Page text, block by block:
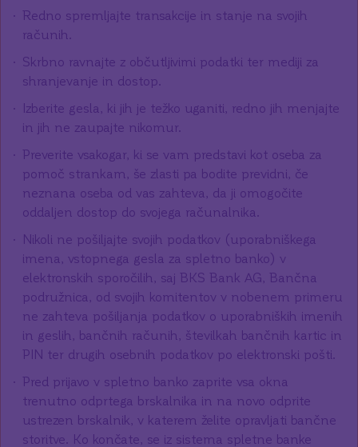
Redno spremljajte transakcije in stanje na svojih
računih.
Skrbno ravnajte z občutljivimi podatki ter mediji za
shranjevanje in dostop.
Izberite gesla, ki jih je težko uganiti, redno jih menjajte
in jih ne zaupajte nikomur.
Preverite vsakogar, ki se vam predstavi kot oseba za
pomoč strankam, še zlasti pa bodite previdni, če
neznana oseba od vas zahteva, da ji omogočite
oddaljen dostop do svojega računalnika.
Nikoli ne pošiljajte svojih podatkov (uporabniškega
imena, vstopnega gesla za spletno banko) v
elektronskih sporočilih, saj BKS Bank AG, Bančna
podružnica, od svojih komitentov v nobenem primeru
ne zahteva pošiljanja podatkov o uporabniških imenih
in geslih, bančnih računih, številkah bančnih kartic in
PIN ter drugih osebnih podatkov po elektronski pošti.
Pred prijavo v spletno banko zaprite vsa okna
trenutno odprtega brskalnika in na novo odprite
ustrezen brskalnik, v katerem želite opravljati bančne
storitve. Ko končate, se iz sistema spletne banke